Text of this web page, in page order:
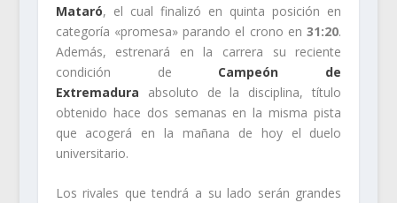
Mataró, el cual finalizó en quinta posición en
categoría «promesa» parando el crono en31:20.
Además, estrenará en la carrera su reciente
condición de Campeón de
Extremadura absoluto de la disciplina, título
obtenido hace dos semanas en la misma pista
que acogerá en la mañana de hoy el duelo
universitario.
Los rivales que tendrá a su lado serán grandes